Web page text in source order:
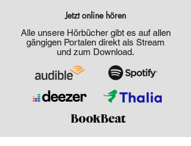
Jetzt online hören
Alle unsere Hörbücher gibt es auf allen
gängigen Portalen direkt als Stream
und zum Download.